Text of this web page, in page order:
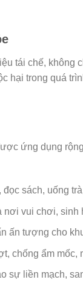
tái chế, không
hại trong quá
ứng dụng
sách, uống
nơi vui chơi, sinh
ấn tượng cho
chống ẩm mốc,
sự liền mạch,